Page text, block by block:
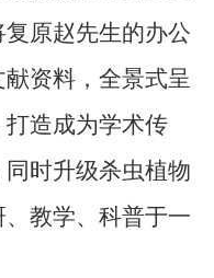
原赵先生的办公
资料，全景式呈
造成为学术传
时升级杀虫植物
教学、科普于一